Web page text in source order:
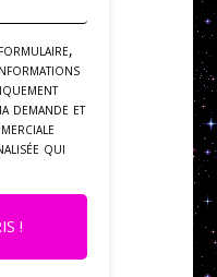
demande et
qui
!